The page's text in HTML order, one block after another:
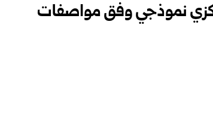
نموذجي وفق مواصفات